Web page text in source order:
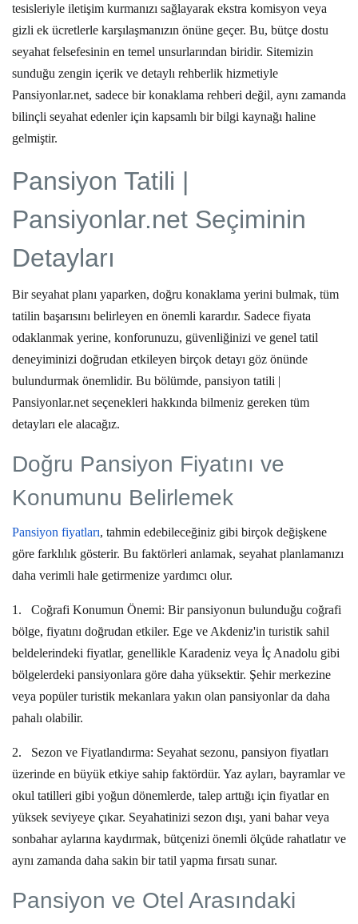
tesisleriyle iletişim kurmanızı sağlayarak ekstra komisyon veya
gizli ek ücretlerle karşılaşmanızın önüne geçer. Bu, bütçe dostu
seyahat felsefesinin en temel unsurlarından biridir. Sitemizin
sunduğu zengin içerik ve detaylı rehberlik hizmetiyle
Pansiyonlar.net, sadece bir konaklama rehberi değil, aynı zamanda
bilinçli seyahat edenler için kapsamlı bir bilgi kaynağı haline
gelmiştir.
Pansiyon Tatili |
Pansiyonlar.net Seçiminin
Detayları
Bir seyahat planı yaparken, doğru konaklama yerini bulmak, tüm
tatilin başarısını belirleyen en önemli karardır. Sadece fiyata
odaklanmak yerine, konforunuzu, güvenliğinizi ve genel tatil
deneyiminizi doğrudan etkileyen birçok detayı göz önünde
bulundurmak önemlidir. Bu bölümde, pansiyon tatili |
Pansiyonlar.net seçenekleri hakkında bilmeniz gereken tüm
detayları ele alacağız.
Doğru Pansiyon Fiyatını ve
Konumunu Belirlemek
Pansiyon fiyatları, tahmin edebileceğiniz gibi birçok değişkene
göre farklılık gösterir. Bu faktörleri anlamak, seyahat planlamanızı
daha verimli hale getirmenize yardımcı olur.
1. Coğrafi Konumun Önemi: Bir pansiyonun bulunduğu coğrafi
bölge, fiyatını doğrudan etkiler. Ege ve Akdeniz'in turistik sahil
beldelerindeki fiyatlar, genellikle Karadeniz veya İç Anadolu gibi
bölgelerdeki pansiyonlara göre daha yüksektir. Şehir merkezine
veya popüler turistik mekanlara yakın olan pansiyonlar da daha
pahalı olabilir.
2. Sezon ve Fiyatlandırma: Seyahat sezonu, pansiyon fiyatları
üzerinde en büyük etkiye sahip faktördür. Yaz ayları, bayramlar ve
okul tatilleri gibi yoğun dönemlerde, talep arttığı için fiyatlar en
yüksek seviyeye çıkar. Seyahatinizi sezon dışı, yani bahar veya
sonbahar aylarına kaydırmak, bütçenizi önemli ölçüde rahatlatır ve
aynı zamanda daha sakin bir tatil yapma fırsatı sunar.
Pansiyon ve Otel Arasındaki